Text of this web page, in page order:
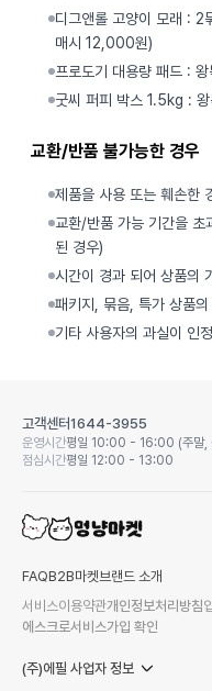
디그앤롤 고양이 모래 :
매시 12,000원)
프로도기 대용량 패드 :
굿씨 퍼피 박스 1.5kg :
교환/반품 불가능한 경우
제품을 사용 또는 훼손한
교환/반품 가능 기간을
된 경우)
시간이 경과 되어 상품의
패키지, 묶음, 특가 상품
기타 사용자의 과실이 인
고객센터1644-3955
운영시간평일 10:00 - 16:00 (주말,
점심시간평일 12:00 - 13:00
FAQB2B마켓 브랜드 소개
서비스이용약관개인정보처리방침
에스크로서비스가입 확인
(주)에필 사업자 정보